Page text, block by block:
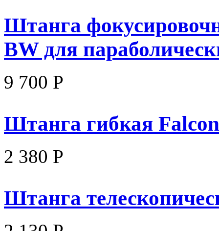
Штанга
BW для
9 700 Р
Штанга гибкая
2 380 Р
Штанга